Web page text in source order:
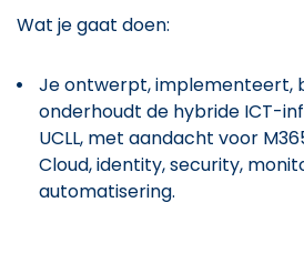
Wat je gaat doen:
Je ontwerpt, implementeert,
onderhoudt de hybride ICT-
UCLL, met aandacht voor
Cloud, identity, security,
automatisering.